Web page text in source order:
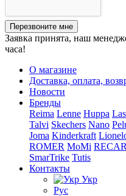
Перезвоните мне
Заявка принята, наш
часа!
О магазине
Доставка, оплата,
Новости
Бренды
Reima Lenne Huppa
Talvi Skechers Nano
Joma Kinderkraft
ROMER MoMi
SmarTrike Tutis
Контакты
Укр
Рус